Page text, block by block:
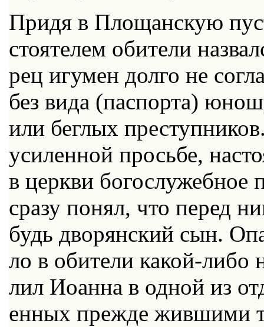
При­дя в Пло­щан­скую
сто­я­те­лем оби­те­ли
рец игу­мен дол­го не
без ви­да (пас­пор­та)
или бег­лых
уси­лен­ной прось­бе,
в церк­ви бо­го­слу­жеб­ное
сра­зу по­нял, что пе­ред
будь дво­рян­ский сын.
ло в оби­те­ли ка­кой-ли­бо
лил Иоан­на в од­ной из
ен­ных преж­де жив­ши­ми